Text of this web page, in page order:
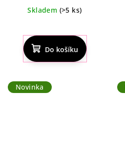
Skladem (>5 ks)
Do košíku
Novinka